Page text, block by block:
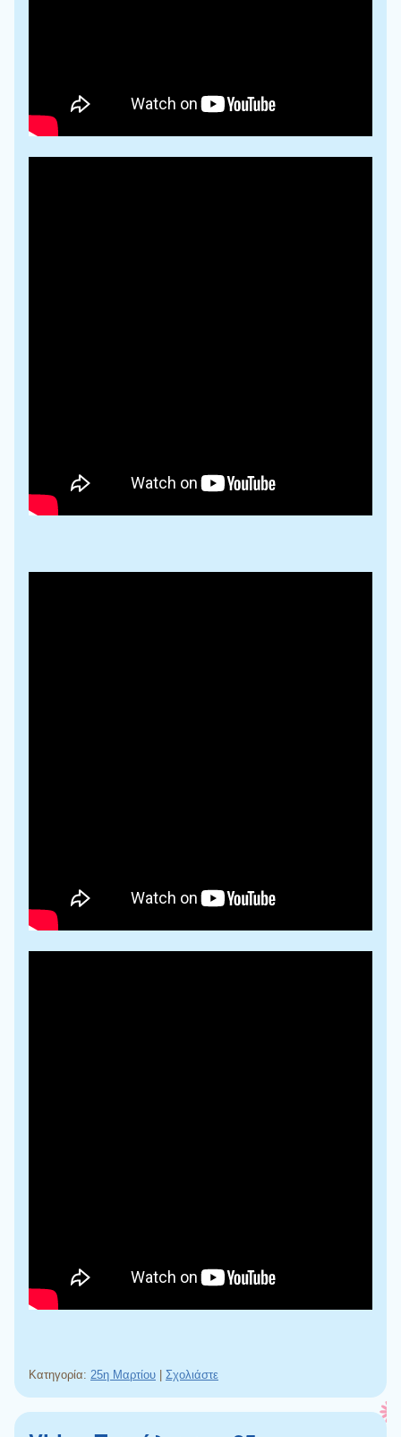
Κατηγορία: 25η Μαρτίου | Σχολιάστε